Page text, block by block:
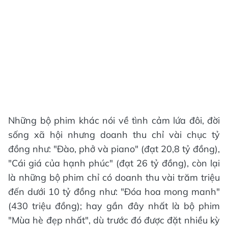
Những bộ phim khác nói về tình cảm lứa đôi, đời
sống xã hội nhưng doanh thu chỉ vài chục tỷ
đồng như: "Đào, phở và piano" (đạt 20,8 tỷ đồng),
"Cái giá của hạnh phúc" (đạt 26 tỷ đồng), còn lại
là những bộ phim chỉ có doanh thu vài trăm triệu
đến dưới 10 tỷ đồng như: "Đóa hoa mong manh"
(430 triệu đồng); hay gần đây nhất là bộ phim
"Mùa hè đẹp nhất", dù trước đó được đặt nhiều kỳ